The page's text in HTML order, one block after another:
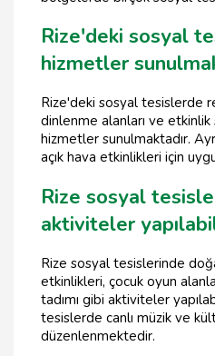
Rize'deki sosyal
hizmetler
Rize'deki sosyal tesislerde
dinlenme alanları ve etkinlik
hizmetler sunulmaktadır.
açık hava etkinlikleri için
Rize sosyal
aktiviteler
Rize sosyal tesislerinde
etkinlikleri, çocuk oyun
tadımı gibi aktiviteler
tesislerde canlı müzik ve
düzenlenmektedir.